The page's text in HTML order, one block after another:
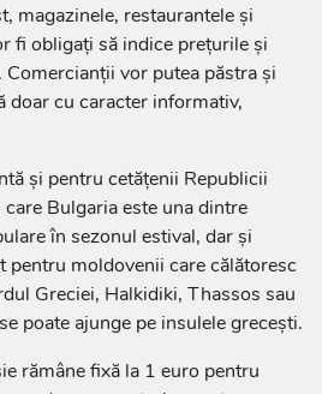
magazinele, restaurantele și
fi obligați să indice prețurile și
vor putea păstra și
doar cu caracter informativ,
și pentru cetățenii Republicii
Bulgaria este una dintre
în sezonul estival, dar și
pentru moldovenii care călătoresc
Greciei, Halkidiki, Thassos sau
poate ajunge pe insulele grecești.
rămâne fixă la 1 euro pentru